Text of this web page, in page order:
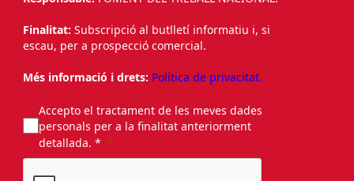
Finalitat: Subscripció al butlletí informatiu i, si
escau, per a prospecció comercial.
Més informació i drets: Política de privacitat.
Accepto el tractament de les meves dades
personals per a la finalitat anteriorment
detallada. *